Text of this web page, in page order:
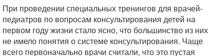
При проведении специальных тренингов для врачей-
педиатров по вопросам консультирования детей на
первом году жизни стало ясно, что большинство из них
не имело понятия о системе консультирования. Чаще
всего первоначально врачи считали, что это пустая